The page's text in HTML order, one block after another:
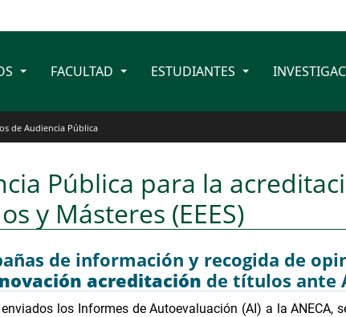
FACULTAD ESTUDIANTES
de Audiencia Pública
Pública para la
y Másteres (EEES)
de información y recogida de
acreditación de títulos ante
enviados los Informes de Autoevaluación (AI) a la ANECA,